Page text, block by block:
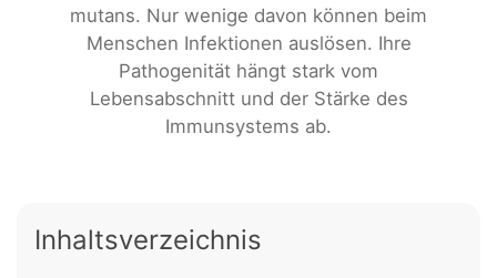
mutans. Nur wenige davon können beim
Menschen Infektionen auslösen. Ihre
Pathogenität hängt stark vom
Lebensabschnitt und der Stärke des
Immunsystems ab.
Inhaltsverzeichnis